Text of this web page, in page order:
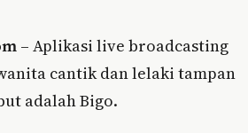
– Aplikasi live broadcasting
cantik dan lelaki tampan
adalah Bigo.